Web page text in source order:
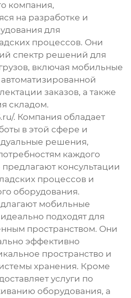
компания,
на разработке и
для
процессов. Они
спектр решений для
, включая мобильные
заказов, а также
складом.
. Компания обладает
в этой сфере и
решения,
каждого
консультации
процессов и
оборудования.
мобильные
подходят для
пространством. Они
эффективно
пространство и
хранения. Кроме
услуги по
оборудования, а